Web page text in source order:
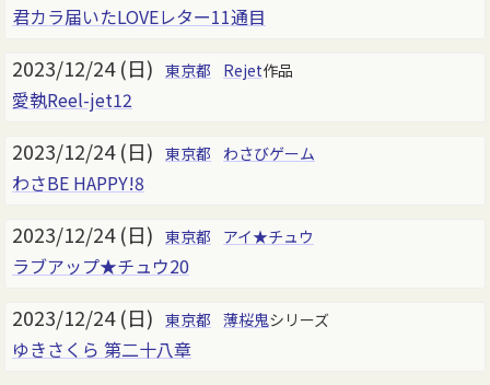
君カラ届いたLOVEレター11通目
2023/12/24 (日) 東京都 Rejet作品
愛執Reel-jet12
2023/12/24 (日) 東京都 わさびゲーム
わさBE HAPPY!8
2023/12/24 (日) 東京都 アイ★チュウ
ラブアップ★チュウ20
2023/12/24 (日) 東京都 薄桜鬼シリーズ
ゆきさくら 第二十八章